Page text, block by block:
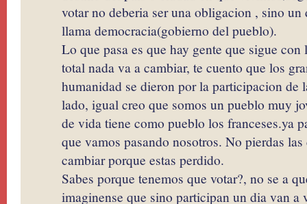
votar no deberia ser una obligacion , sino
llama democracia(gobierno del pueblo).
Lo que pasa es que hay gente que sigue
total nada va a cambiar, te cuento que los
humanidad se dieron por la participacion de
lado, igual creo que somos un pueblo muy
de vida tiene como pueblo los franceses.ya
que vamos pasando nosotros. No pierdas
cambiar porque estas perdido.
Sabes porque tenemos que votar?, no se a
imaginense que sino participan un dia van a